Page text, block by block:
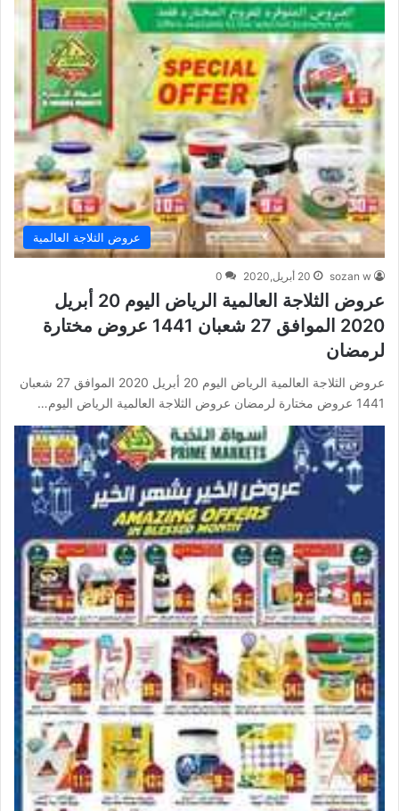
عروض الثلاجة العالمية
sozan w 20 أبريل,2020 0
عروض الثلاجة العالمية الرياض اليوم 20 أبريل
2020 الموافق 27 شعبان 1441 عروض مختارة
لرمضان
عروض الثلاجة العالمية الرياض اليوم 20 أبريل 2020 الموافق 27 شعبان
1441 عروض مختارة لرمضان عروض الثلاجة العالمية الرياض اليوم…